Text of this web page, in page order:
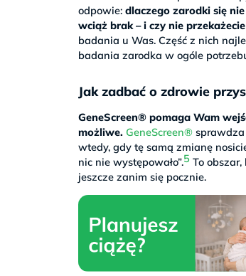
odpowie:dlaczego zarodki się
wciąż brak – i czy nie
badania u Was. Część z nich
badania zarodka w ogóle
Jak zadbać o zdrowie
GeneScreen® pomaga Wam
możliwe. GeneScreen® sprawdza
wtedy, gdy tę samą zmianę
nic nie występowało”.5 To
jeszcze zanim się pocznie.